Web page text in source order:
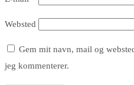
Websted
Gem mit navn, mail og
jeg kommenterer.